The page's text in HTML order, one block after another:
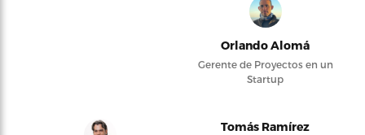
Orlando Alomá
Gerente de Proyectos en un
Startup
Tomás Ramírez